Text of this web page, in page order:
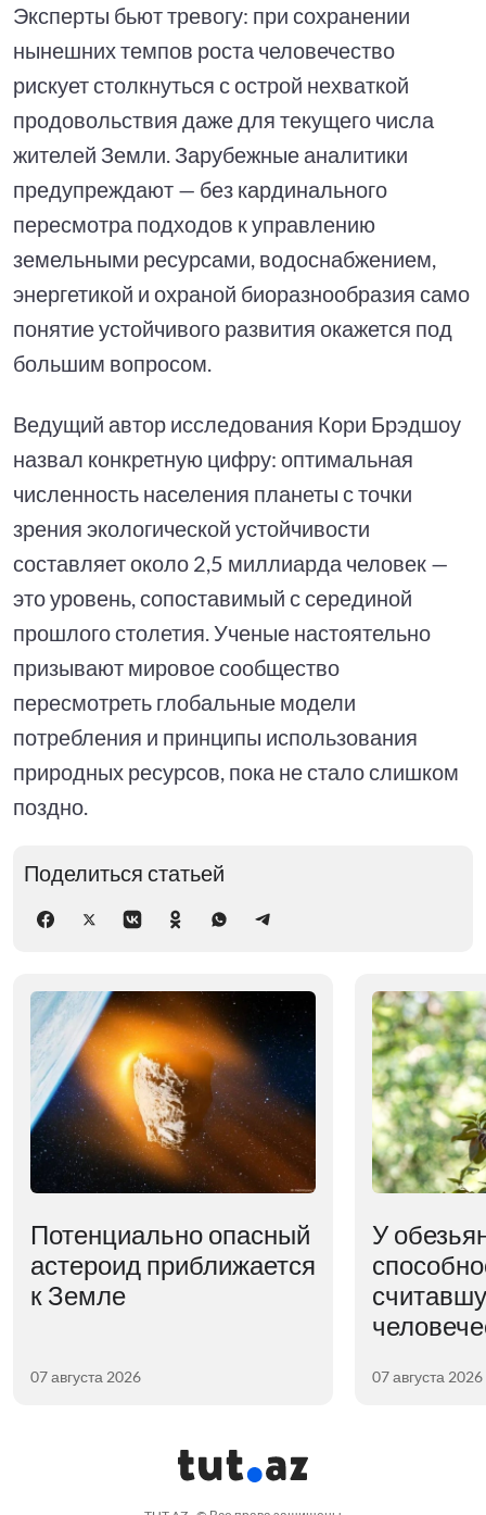
Эксперты бьют тревогу: при сохранении
нынешних темпов роста человечество
рискует столкнуться с острой нехваткой
продовольствия даже для текущего числа
жителей Земли. Зарубежные аналитики
предупреждают — без кардинального
пересмотра подходов к управлению
земельными ресурсами, водоснабжением,
энергетикой и охраной биоразнообразия само
понятие устойчивого развития окажется под
большим вопросом.
Ведущий автор исследования Кори Брэдшоу
назвал конкретную цифру: оптимальная
численность населения планеты с точки
зрения экологической устойчивости
составляет около 2,5 миллиарда человек —
это уровень, сопоставимый с серединой
прошлого столетия. Ученые настоятельно
призывают мировое сообщество
пересмотреть глобальные модели
потребления и принципы использования
природных ресурсов, пока не стало слишком
поздно.
Поделиться статьей
Потенциально опасный
астероид приближается
к Земле
07 августа 2026
У
07 августа 2026